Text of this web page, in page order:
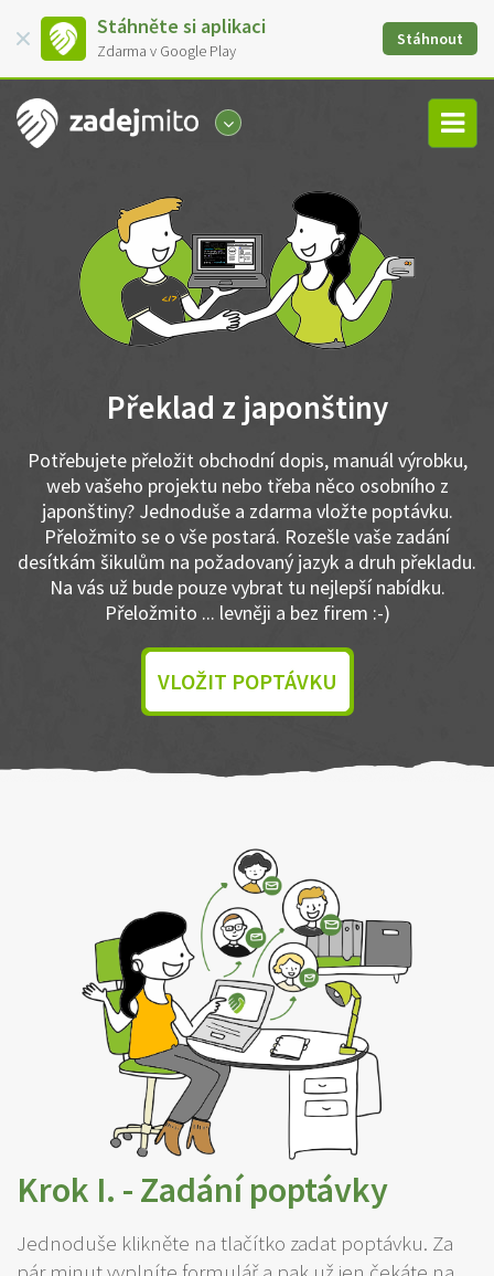
Stáhněte si aplikaci
Zdarma v Google Play
Stáhnout
Překlad z japonštiny
Potřebujete přeložit obchodní dopis, manuál výrobku,
web vašeho projektu nebo třeba něco osobního z
japonštiny? Jednoduše a zdarma vložte poptávku.
Přeložmito se o vše postará. Rozešle vaše zadání
desítkám šikulům na požadovaný jazyk a druh překladu.
Na vás už bude pouze vybrat tu nejlepší nabídku.
Přeložmito ... levněji a bez firem :-)
VLOŽIT POPTÁVKU
Krok I. - Zadání poptávky
Jednoduše klikněte na tlačítko zadat poptávku. Za